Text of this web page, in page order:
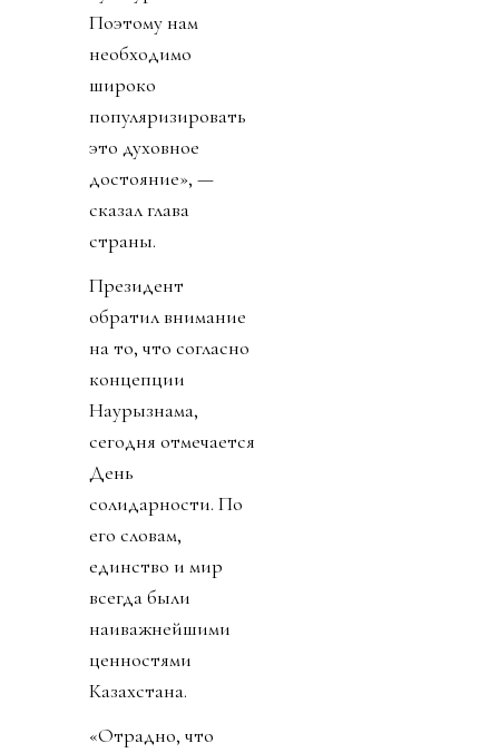
Поэтому нам
необходимо
широко
популяризировать
это духовное
достояние», —
сказал глава
страны.
Президент
обратил внимание
на то, что согласно
концепции
Наурызнама,
сегодня отмечается
День
солидарности. По
его словам,
единство и мир
всегда были
наиважнейшими
ценностями
Казахстана.
«Отрадно, что